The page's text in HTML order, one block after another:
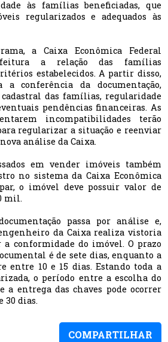
às famílias beneficiadas, que
regularizados e adequados às
a Caixa Econômica Federal
a relação das famílias
estabelecidos. A partir disso,
conferência da documentação,
das famílias, regularidade
pendências financeiras. As
incompatibilidades terão
regularizar a situação e reenviar
análise da Caixa.
em vender imóveis também
no sistema da Caixa Econômica
o imóvel deve possuir valor de
mil.
passa por análise e,
da Caixa realiza vistoria
conformidade do imóvel. O prazo
é de sete dias, enquanto a
entre 10 e 15 dias. Estando toda a
o período entre a escolha do
entrega das chaves pode ocorrer
30 dias.
COMPARTILHAR